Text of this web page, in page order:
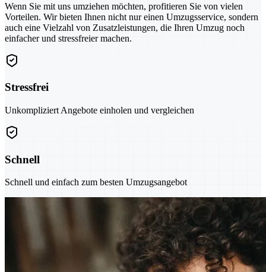
Wenn Sie mit uns umziehen möchten, profitieren Sie von vielen
Vorteilen. Wir bieten Ihnen nicht nur einen Umzugsservice, sondern
auch eine Vielzahl von Zusatzleistungen, die Ihren Umzug noch
einfacher und stressfreier machen.
Stressfrei
Unkompliziert Angebote einholen und vergleichen
Schnell
Schnell und einfach zum besten Umzugsangebot